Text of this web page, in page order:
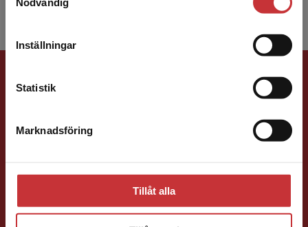
Inställningar
Statistik
Marknadsföring
Tillåt alla
att kunna slutföra ett köp måste
Caroline Boussard